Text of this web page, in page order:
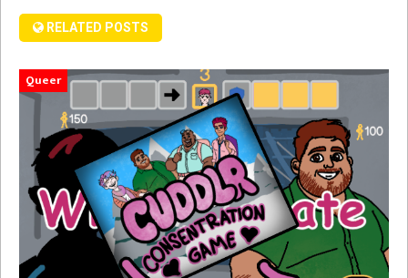
RELATED POSTS
Queer